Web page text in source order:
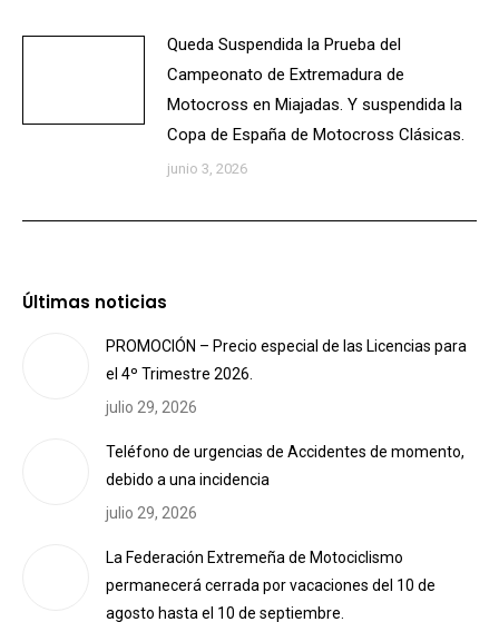
Queda Suspendida la Prueba del
Campeonato de Extremadura de
Motocross en Miajadas. Y suspendida la
Copa de España de Motocross Clásicas.
junio 3, 2026
Últimas noticias
PROMOCIÓN – Precio especial de las Licencias para
el 4º Trimestre 2026.
julio 29, 2026
Teléfono de urgencias de Accidentes de momento,
debido a una incidencia
julio 29, 2026
La Federación Extremeña de Motociclismo
permanecerá cerrada por vacaciones del 10 de
agosto hasta el 10 de septiembre.